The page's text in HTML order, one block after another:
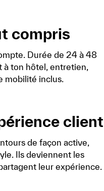
compris
Durée de 24 à 48
à ton hôtel, entretien,
mobilité inclus.
client
de façon active,
Ils deviennent les
leur expérience.